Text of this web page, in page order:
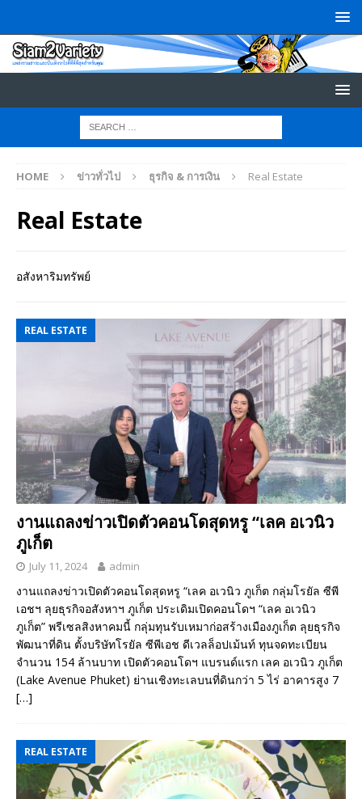
HOME ข่าวทั่วไป ธุรกิจ & การเงิน Real Estate
Real Estate
อสังหาริมทรัพย์
REAL ESTATE
งานแถลงข่าวเปิดตัวคอนโดสุดหรู “เลค อเวนิว
ภูเก็ต
July 11, 2024 admin
งานแถลงข่าวเปิดตัวคอนโดสุดหรู “เลค อเวนิว ภูเก็ต กลุ่มโรยัล ซีพี
เอชฯ ลุยธุรกิจอสังหาฯ ภูเก็ต ประเดิมเปิดคอนโดฯ “เลค อเวนิว
ภูเก็ต” พรีเซลสิงหาคมนี้ กลุ่มทุนรับเหมาก่อสร้างเมืองภูเก็ต ลุยธุรกิจ
พัฒนาที่ดิน ตั้งบริษัทโรยัล ซีพีเอช ดีเวลล็อปเม้นท์ ทุนจดทะเบียน
จำนวน 154 ล้านบาท เปิดตัวคอนโดฯ แบรนด์แรก เลค อเวนิว ภูเก็ต
(Lake Avenue Phuket) ย่านเชิงทะเลบนที่ดินกว่า 5 ไร่ อาคารสูง 7
[…]
REAL ESTATE